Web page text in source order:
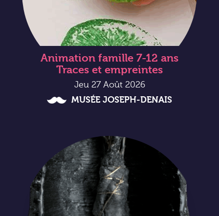
Animation famille 7-12 ans
Traces et empreintes
Jeu 27 Août 2026
MUSÉE JOSEPH-DENAIS